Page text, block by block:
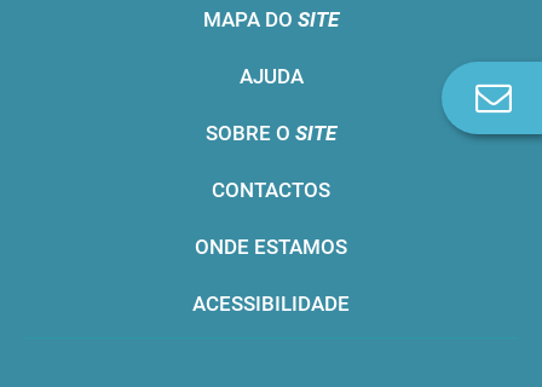
MAPA DO SITE
AJUDA
SOBRE O SITE
CONTACTOS
ONDE ESTAMOS
ACESSIBILIDADE